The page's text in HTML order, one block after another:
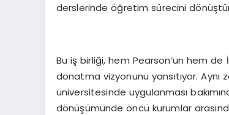
derslerinde öğretim sürecini
Bu iş birliği, hem Pearson’un hem
donatma vizyonunu yansıtıyor.
üniversitesinde uygulanması
dönüşümünde öncü kurumlar